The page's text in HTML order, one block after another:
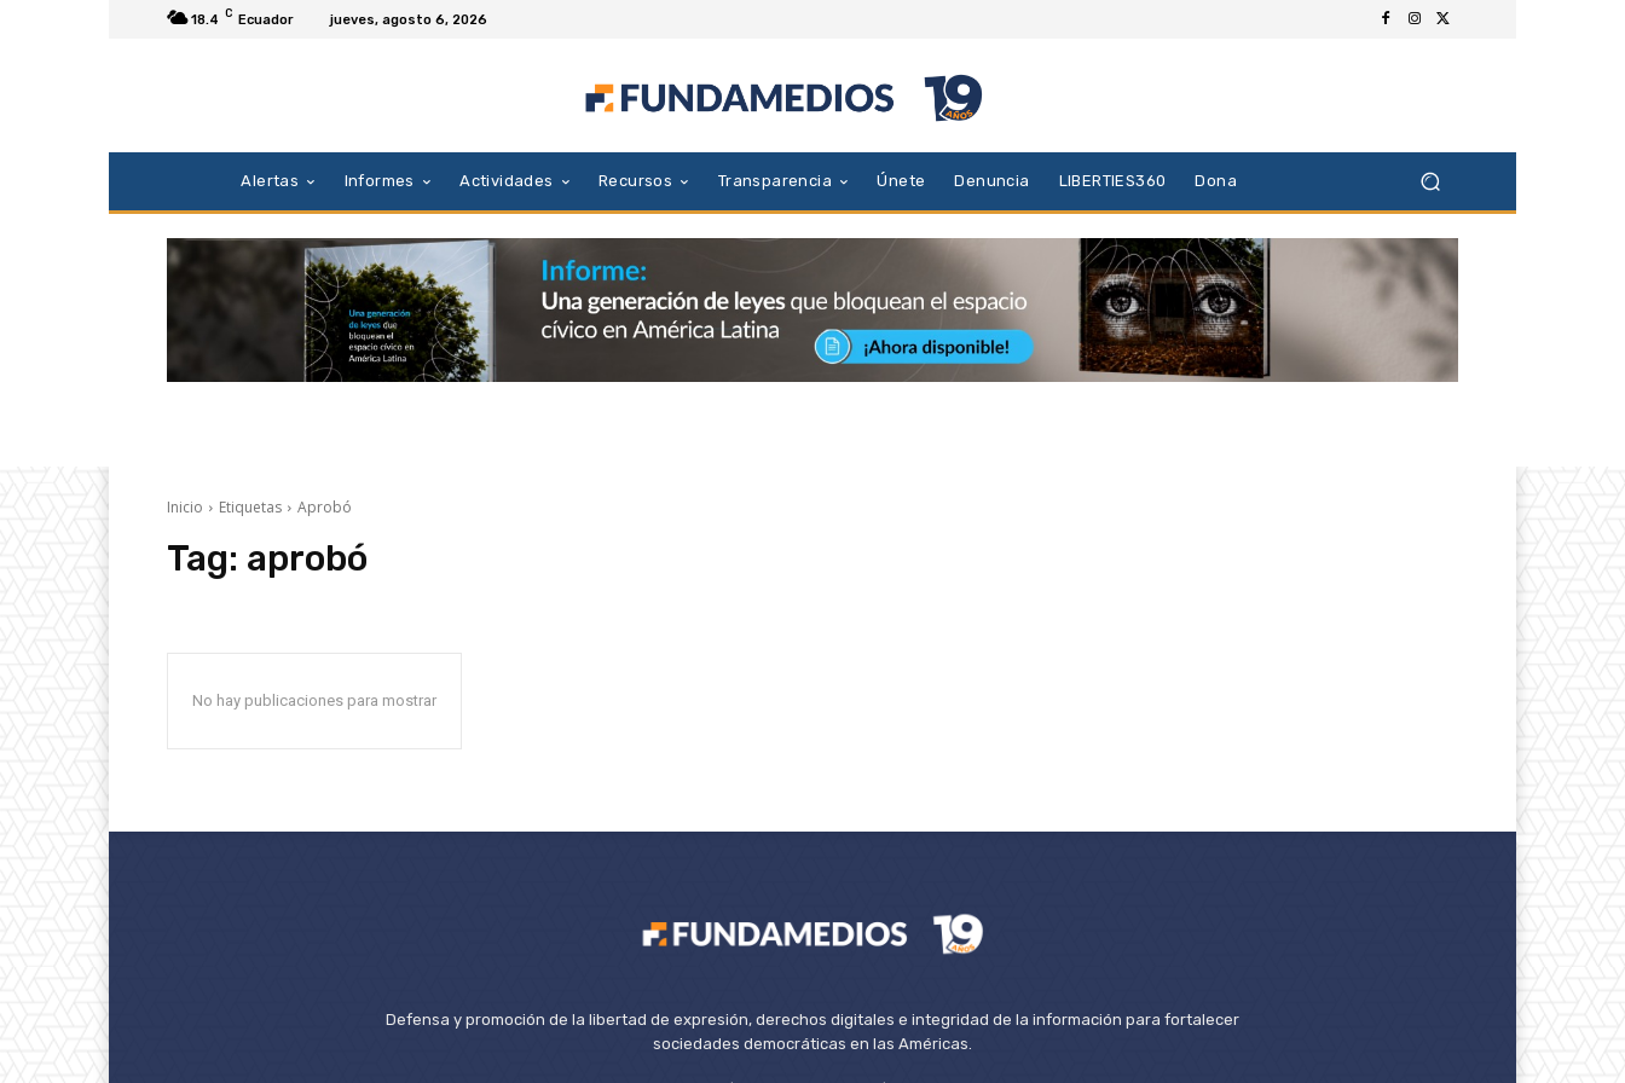
18.4 C Ecuador jueves, agosto 6, 2026
Alertas Informes Actividades Recursos Transparencia Únete Denuncia LIBERTIES360 Dona
Inicio Etiquetas Aprobó
Tag: aprobó
No hay publicaciones para mostrar
Defensa y promoción de la libertad de expresión, derechos digitales e integridad de la información para fortalecer
sociedades democráticas en las Américas.